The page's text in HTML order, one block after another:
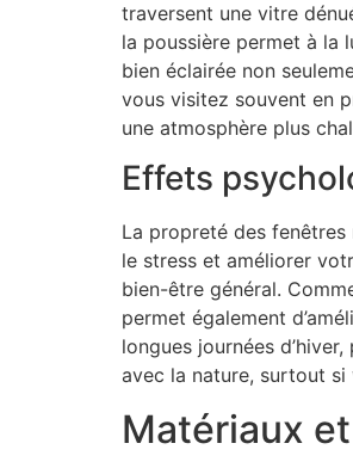
traversent une vitre
la poussière permet à la
bien éclairée non
vous visitez souvent en
une atmosphère plus
Effets
La propreté des fenêtres
le stress et améliorer
bien-être général.
permet également
longues journées
avec la nature, surtout
Matériaux